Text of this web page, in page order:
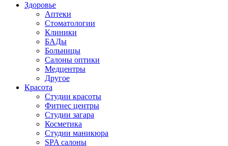
Здоровье
Аптеки
Стоматологии
Клиники
БАДы
Больницы
Салоны оптики
Медцентры
Другое
Красота
Студии красоты
Фитнес центры
Студии загара
Косметика
Студии маникюра
SPA салоны